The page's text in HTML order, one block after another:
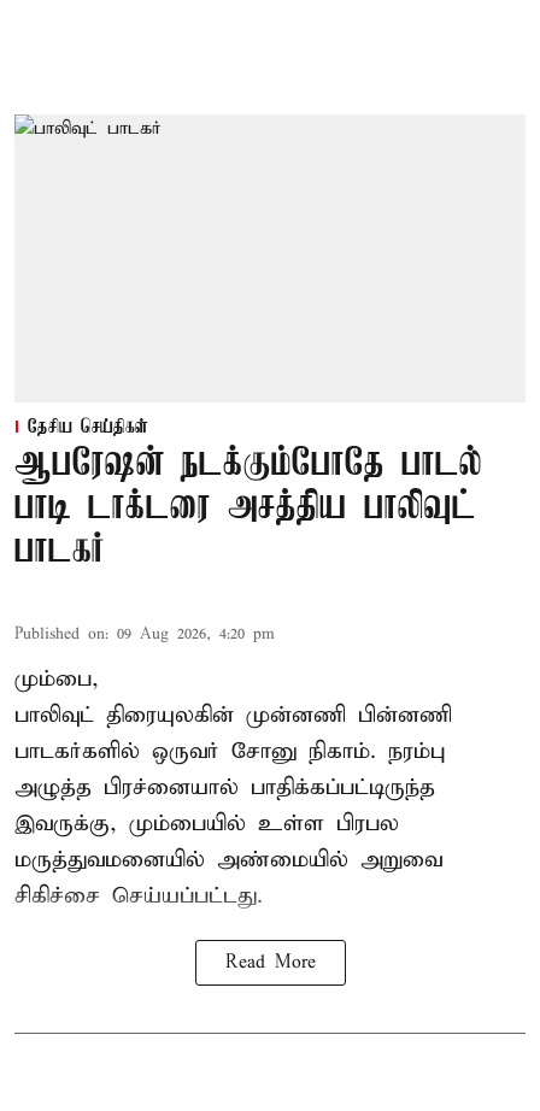
தேசிய செய்திகள்
ஆபரேஷன் நடக்கும்போதே பாடல்
பாடி டாக்டரை அசத்திய பாலிவுட்
பாடகர்
Published on: 09 Aug 2026, 4:20 pm
மும்பை,
பாலிவுட் திரையுலகின் முன்னணி பின்னணி
பாடகர்களில் ஒருவர் சோனு நிகாம். நரம்பு
அழுத்த பிரச்னையால் பாதிக்கப்பட்டிருந்த
இவருக்கு, மும்பையில் உள்ள பிரபல
மருத்துவமனையில் அண்மையில் அறுவை
சிகிச்சை செய்யப்பட்டது.
Read More